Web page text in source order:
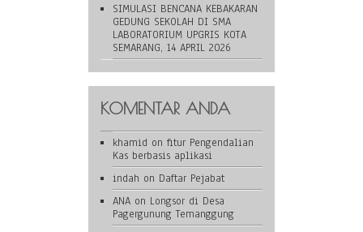
SIMULASI BENCANA KEBAKARAN
GEDUNG SEKOLAH DI SMA
LABORATORIUM UPGRIS KOTA
SEMARANG, 14 APRIL 2026
KOMENTAR ANDA
khamid on fitur Pengendalian
Kas berbasis aplikasi
indah on Daftar Pejabat
ANA on Longsor di Desa
Pagergunung Temanggung